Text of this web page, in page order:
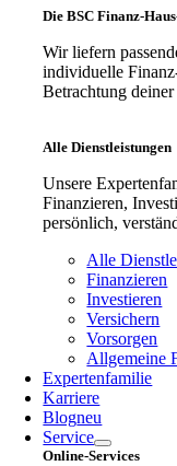
Die BSC Finanz-
Wir liefern
individuelle
Betrachtung
Alle Dienstleistungen
Unsere
Finanzieren,
persönlich,
Alle
Finanzieren
Investieren
Versichern
Vorsorgen
Allgemeine
Expertenfamilie
Karriere
Blogneu
Service
Online-Services